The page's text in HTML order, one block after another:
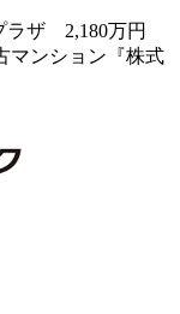
ラザ 2,180万円
マンション『株式